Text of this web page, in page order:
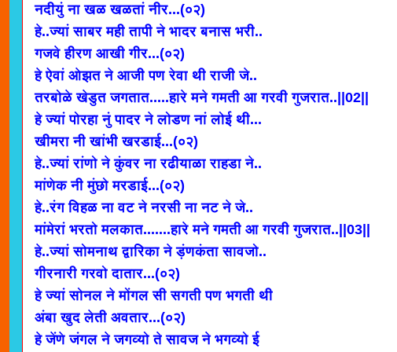
नदीयुं ना खळ खळतां नीर...(०२)
हे..ज्यां साबर मही तापी ने भादर बनास भरी..
गजवे हीरण आखी गीर...(०२)
हे ऐवां ओझत ने आजी पण रेवा थी राजी जे..
तरबोळे खेडुत जगतात.....हारे मने गमती आ गरवी गुजरात..||02||
हे ज्यां पोरहा नुं पादर ने लोडण नां लोई थी...
खीमरा नी खांभी खरडाई...(०२)
हे..ज्यां रांणो ने कुंवर ना रढीयाळा राहडा ने..
मांणेक नी मुंछो मरडाई...(०२)
हे..रंग विहळ ना वट ने नरसी ना नट ने जे..
मांमेरां भरतो मलकात.......हारे मने गमती आ गरवी गुजरात..||03||
हे..ज्यां सोमनाथ द्वारिका ने ड़ंणकंता सावजो..
गीरनारी गरवो दातार...(०२)
हे ज्यां सोनल ने मोंगल सी सगती पण भगती थी
अंबा खुद लेती अवतार...(०२)
हे जेंणे जंगल ने जगव्यो ते सावज ने भगव्यो ई